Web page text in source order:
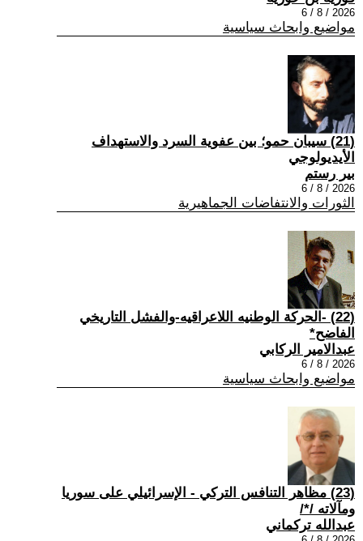
2026 / 8 / 6
مواضيع وابحاث سياسية
(21) سيبان حمو؛ بين عفوية السرد والاستهداف
الأيديولوجي
بير رستم
2026 / 8 / 6
الثورات والانتفاضات الجماهيرية
(22) -الحركة الوطنيه اللاعراقيه-والفشل التاريخي
الفاضح*
عبدالامير الركابي
2026 / 8 / 6
مواضيع وابحاث سياسية
(23) مظاهر التنافس التركي - الإسرائيلي على سوريا
ومآلاته /*/
عبدالله تركماني